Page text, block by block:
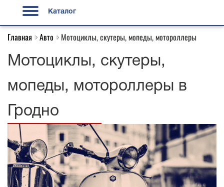
Каталог
Главная Авто Мотоциклы, скутеры, мопеды, мотороллеры
Мотоциклы, скутеры,
мопеды, мотороллеры в
Гродно